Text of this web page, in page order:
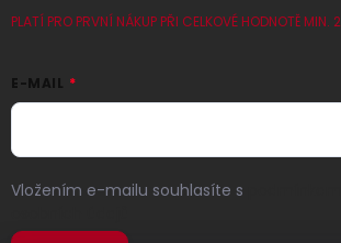
PLATÍ PRO PRVNÍ NÁKUP PŘI CELKOVÉ HODNOTĚ
E-MAIL
Vložením e-mailu souhlasíte s